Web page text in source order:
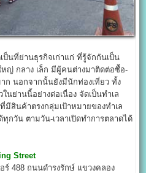
นที่ย่านธุรกิจเก่าแก่ ที่รู้จักกันเป็น
ญ่ กลาง เล็ก มีผู้คนต่างมาติดต่อซื้อ-
ก นอกจากนั้นยังมีนักท่องเที่ยว ทั้ง
นย่านนี้อย่างต่อเนื่อง จัดเป็นทำเล
มีสินค้าตรงกลุ่มเป้าหมายของทำเล
กวัน ตามวัน-เวลาเปิดทำการตลาดได้
Street
ร์ 488 ถนนดำรงรักษ์ แขวงคลอง